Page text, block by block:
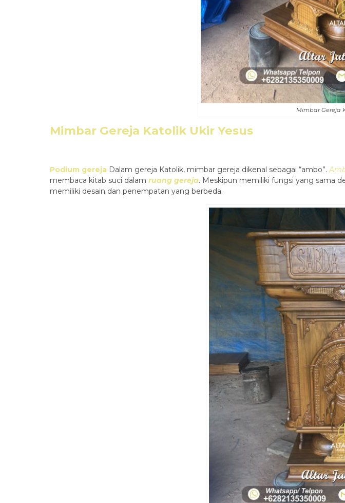
Mimbar Gereja
Mimbar Gereja Katolik Ukir Yesus
Podium gereja Dalam gereja Katolik, mimbar gereja dikenal sebagai “ambo”.
membaca kitab suci dalam ruang gereja. Meskipun memiliki fungsi yang sama
memiliki desain dan penempatan yang berbeda.